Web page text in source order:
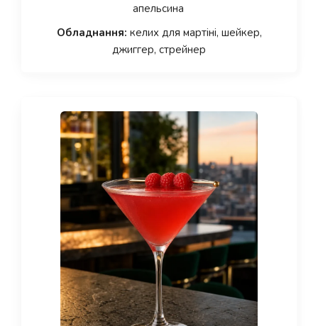
апельсина
Обладнання: келих для мартіні, шейкер,
джиггер, стрейнер